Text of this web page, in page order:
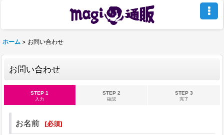
ホーム > お問い合わせ
お問い合わせ
STEP 1
入力
STEP 2
確認
STEP 3
完了
お名前 [必須]